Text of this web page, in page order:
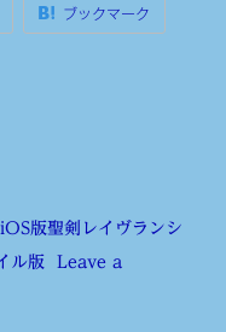
ブックマーク
iOS版聖剣レイヴランシ
ル版
Leave a